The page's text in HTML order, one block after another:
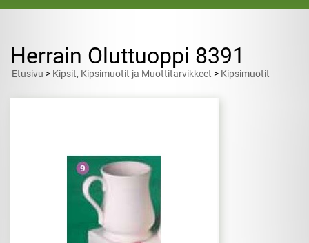
Herrain Oluttuoppi 8391
Etusivu > Kipsit, Kipsimuotit ja Muottitarvikkeet > Kipsimuotit